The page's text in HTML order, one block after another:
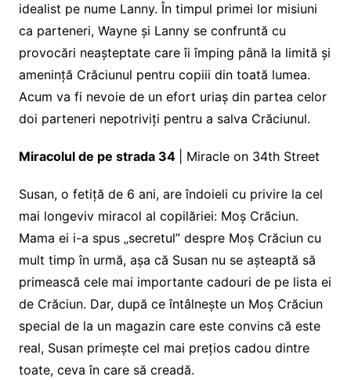
idealist pe nume Lanny. În timpul primei lor misiuni
ca parteneri, Wayne și Lanny se confruntă cu
provocări neașteptate care îi împing până la limită și
amenință Crăciunul pentru copiii din toată lumea.
Acum va fi nevoie de un efort uriaș din partea celor
doi parteneri nepotriviți pentru a salva Crăciunul.
Miracolul de pe strada 34 | Miracle on 34th Street
Susan, o fetiță de 6 ani, are îndoieli cu privire la cel
mai longeviv miracol al copilăriei: Moș Crăciun.
Mama ei i-a spus „secretul” despre Moș Crăciun cu
mult timp în urmă, așa că Susan nu se așteaptă să
primească cele mai importante cadouri de pe lista ei
de Crăciun. Dar, după ce întâlnește un Moș Crăciun
special de la un magazin care este convins că este
real, Susan primește cel mai prețios cadou dintre
toate, ceva în care să creadă.